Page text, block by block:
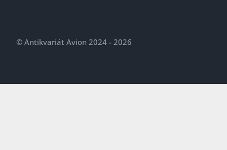
© Antikvariát Avion 2024 - 2026